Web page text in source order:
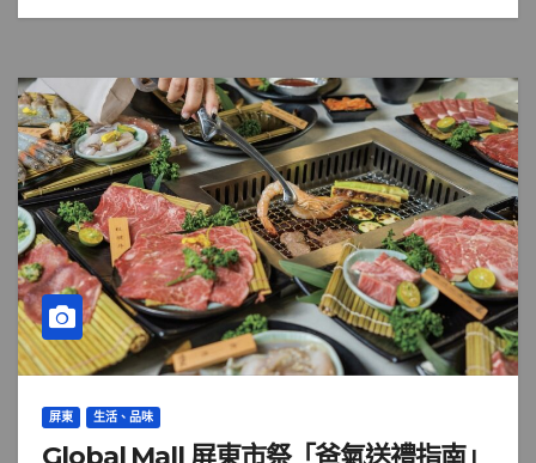
屏東 生活、品味